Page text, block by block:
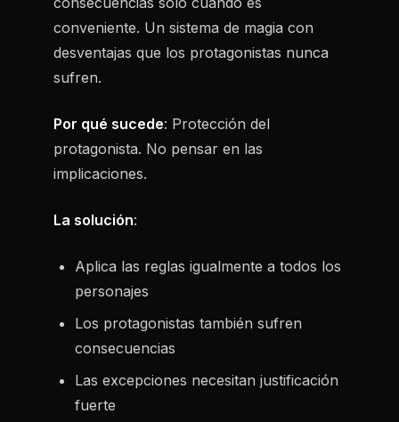
conveniente. Un sistema de magia con
desventajas que los protagonistas nunca
sufren.
Por qué sucede: Protección del
protagonista. No pensar en las
implicaciones.
La solución:
Aplica las reglas igualmente a todos los
personajes
Los protagonistas también sufren
consecuencias
Las excepciones necesitan justificación
fuerte